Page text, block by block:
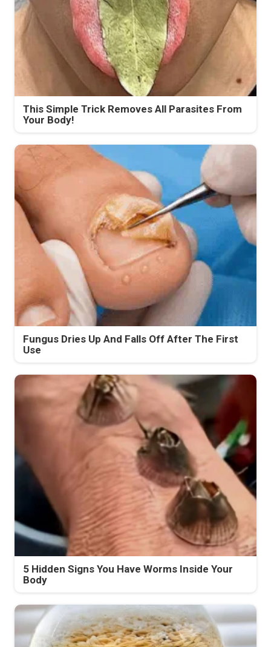
This Simple Trick Removes All Parasites From
Your Body!
Fungus Dries Up And Falls Off After The First
Use
5 Hidden Signs You Have Worms Inside Your
Body